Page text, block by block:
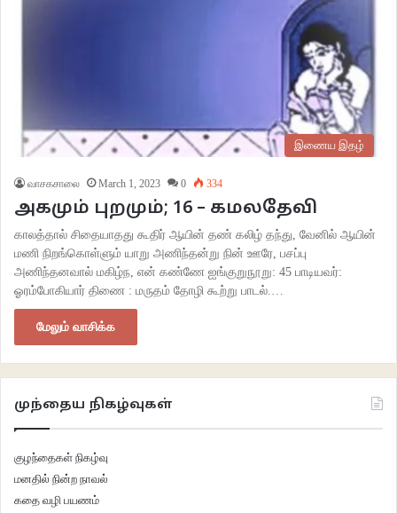
இணைய இதழ்
வாசகசாலை March 1, 2023 0 334
அகமும் புறமும்; 16 – கமலதேவி
காலத்தால் சிதையாதது கூதிர் ஆயின் தண் கலிழ் தந்து, வேனில் ஆயின்
மணி நிறங்கொள்ளும் யாறு அணிந்தன்று நின் ஊரே, பசப்பு
அணிந்தனவால் மகிழ்ந, என் கண்ணே ஐங்குறுநூறு: 45 பாடியவர்:
ஓரம்போகியார் திணை : மருதம் தோழி கூற்று பாடல்.…
மேலும் வாசிக்க
முந்தைய நிகழ்வுகள்
குழந்தைகள் நிகழ்வு
மனதில் நின்ற நாவல்
கதை வழி பயணம்